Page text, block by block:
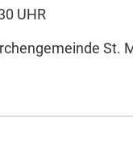
und
UHR
St.